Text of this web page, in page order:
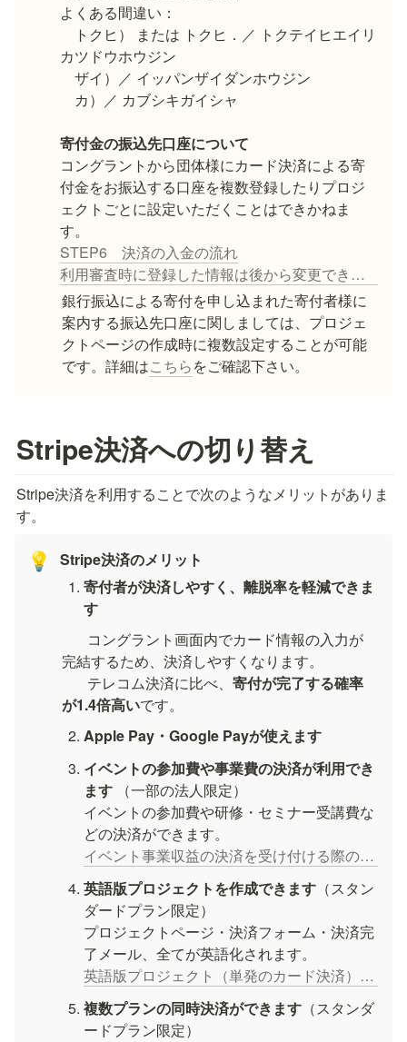
よくある間違い：
トクヒ） または トクヒ．／ トクテイヒエイリ
カツドウホウジン
ザイ）／ イッパンザイダンホウジン
カ）／ カブシキガイシャ
寄付金の振込先口座について
コングラントから団体様にカード決済による寄
付金をお振込する口座を複数登録したりプロジ
ェクトごとに設定いただくことはできかねま
STEP6 決済の入金の流れ
利用審査時に登録した情報は後から変更できますか？
銀行振込による寄付を申し込まれた寄付者様に
案内する振込先口座に関しましては、プロジェ
クトページの作成時に複数設定することが可能
です。詳細はこちらをご確認下さい。
Stripe決済への切り替え
Stripe決済を利用することで次のようなメリットがありま
す。
💡
Stripe決済のメリット
寄付者が決済しやすく、離脱率を軽減できま
す
完結するため、決済しやすくなります。
       テレコム決済に比べ、
寄付が完了する確率
が1.4倍高いです。
Apple Pay・Google Payが使えます
イベントの参加費や事業費の決済が利用でき
ます
（一部の法人限定）
イベントの参加費や研修・セミナー受講費な
イベント事業収益の決済を受け付ける際の注意事項
英語版プロジェクトを作成できます（スタン
ダードプラン限定）
プロジェクトページ・決済フォーム・決済完
英語版プロジェクト（単発のカード決済）を作成・編集する
複数プランの同時決済ができます（スタンダ
ードプラン限定）